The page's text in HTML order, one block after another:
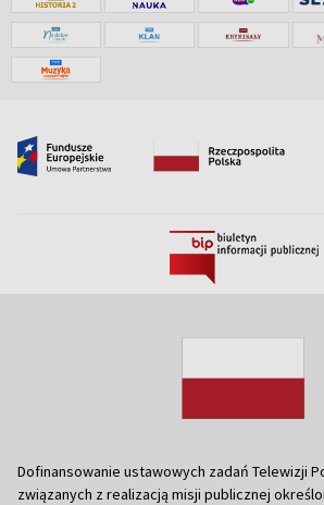
Dofinansowanie ustawowych zadań Telewizji
związanych z realizacją misji publicznej